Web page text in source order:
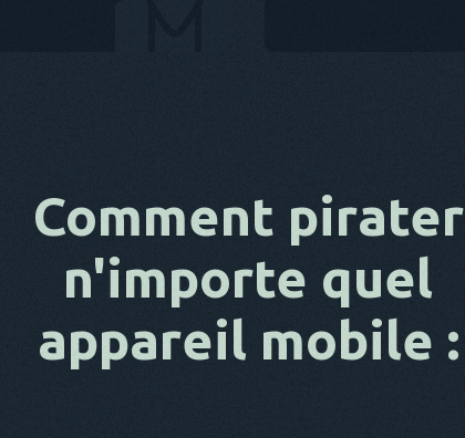
Comment pirater
n'importe quel
appareil mobile :